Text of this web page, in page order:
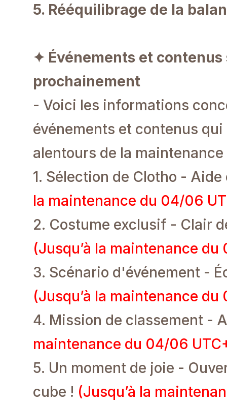
5. Rééquilibrage de la
✦ Événements et
prochainement
- Voici les informations
événements et contenus
alentours de la
1. Sélection de Clotho -
la maintenance du 04/06
2. Costume exclusif - Clair
(Jusqu’à la maintenance du
3. Scénario d'événement -
(Jusqu’à la maintenance du
4. Mission de classement -
maintenance du 04/06
5. Un moment de joie -
cube ! (Jusqu’à la